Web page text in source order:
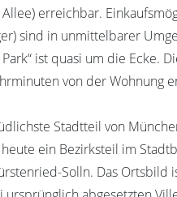
erreichbar.
sind in unmittelbarer
ist quasi um die Ecke.
von der Wohnung
Stadtteil von
ein Bezirksteil im
Solln. Das Ortsbild